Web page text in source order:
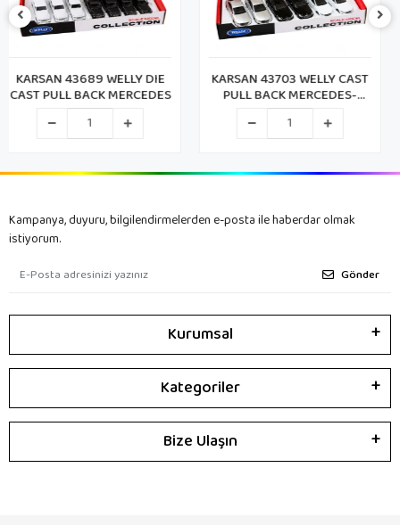
KARSAN 43703 WELLY CAST
PULL BACK MERCEDES-
BENZ (72)
KARSAN 43696 WELLY
DIECAST NEW MINI
Kampanya, duyuru, bilgilendirmelerden e-posta ile haberdar olmak
istiyorum.
Gönder
Kurumsal
Kategoriler
Bize Ulaşın